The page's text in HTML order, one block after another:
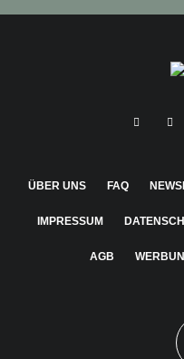
ÜBER UNS FAQ
IMPRESSUM
AGB